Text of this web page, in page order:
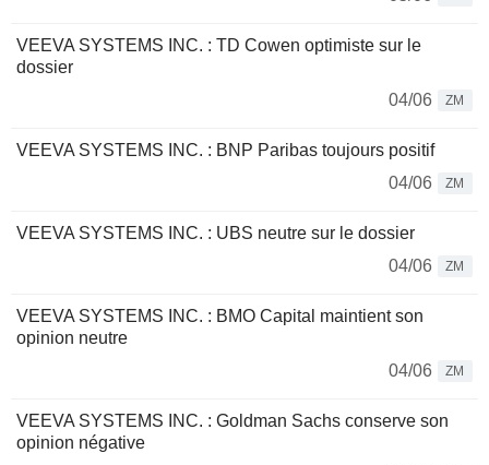
VEEVA SYSTEMS INC. : TD Cowen optimiste sur le
dossier
04/06
ZM
VEEVA SYSTEMS INC. : BNP Paribas toujours positif
04/06
ZM
VEEVA SYSTEMS INC. : UBS neutre sur le dossier
04/06
ZM
VEEVA SYSTEMS INC. : BMO Capital maintient son
opinion neutre
04/06
ZM
VEEVA SYSTEMS INC. : Goldman Sachs conserve son
opinion négative